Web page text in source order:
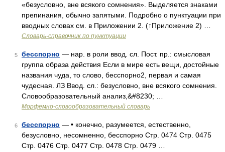
«безусловно, вне всякого сомнения». Выделяется знаками
препинания, обычно запятыми. Подробно о пунктуации при
вводных словах см. в Приложении 2. (↑Приложение 2) …
Словарь-справочник по пунктуации
5 бесспорно — нар. в роли ввод. сл. Пост. пр.: смысловая
группа образа действия Если в мире есть вещи, достойные
названия чуда, то слово, бесспорно2, первая и самая
чудесная. ЛЗ Ввод. сл.: безусловно, вне всякого сомнения.
Словообразовательный анализ,&#8230; …
Морфемно-словообразовательный словарь
6 бесспорно — • конечно, разумеется, естественно,
безусловно, несомненно, бесспорно Стр. 0474 Стр. 0475
Стр. 0476 Стр. 0477 Стр. 0478 Стр. 0479 …